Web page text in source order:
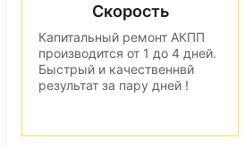
Скорость
Капитальный ремонт АКПП
производится от 1 до 4 дней.
Быстрый и качественнвй
результат за пару дней !